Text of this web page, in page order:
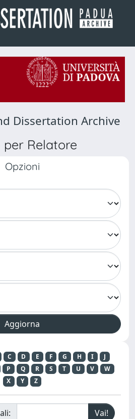
Dissertation Archive
per Relatore
Opzioni
C D E F G H I
J
P Q R S T U V
W
X
Y Z